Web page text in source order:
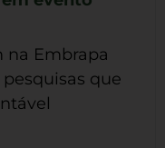
na Embrapa
que